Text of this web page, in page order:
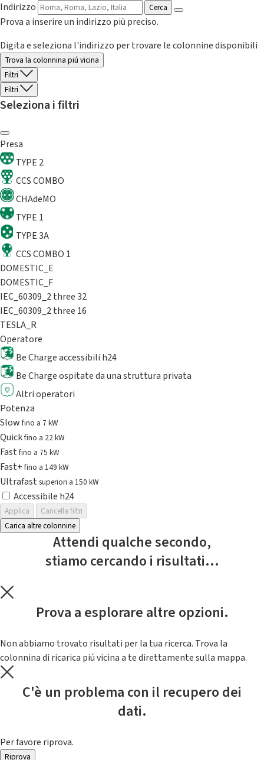
Indirizzo
Cerca
Prova a inserire un indirizzo più preciso.
Digita e seleziona l'indirizzo per trovare le colonnine disponibili
Trova la colonnina piú vicina
Filtri
Filtri
Seleziona i filtri
Presa
TYPE 2
CCS COMBO
CHAdeMO
TYPE 1
TYPE 3A
CCS COMBO 1
DOMESTIC_E
DOMESTIC_F
IEC_60309_2 three 32
IEC_60309_2 three 16
TESLA_R
Operatore
Be Charge accessibili h24
Be Charge ospitate da una struttura privata
Altri operatori
Potenza
Slowfino a 7 kW
Quickfino a 22 kW
Fastfino a 75 kW
Fast+fino a 149 kW
Ultrafast superiori a 150 kW
Accessibile h24
Applica
Cancella filtri
Carica altre colonnine
Attendi qualche secondo,
stiamo cercando i risultati...
Prova a esplorare altre opzioni.
Non abbiamo trovato risultati per la tua ricerca. Trova la
colonnina di ricarica piú vicina a te direttamente sulla mappa.
C'è un problema con il recupero dei
dati.
Per favore riprova.
Riprova